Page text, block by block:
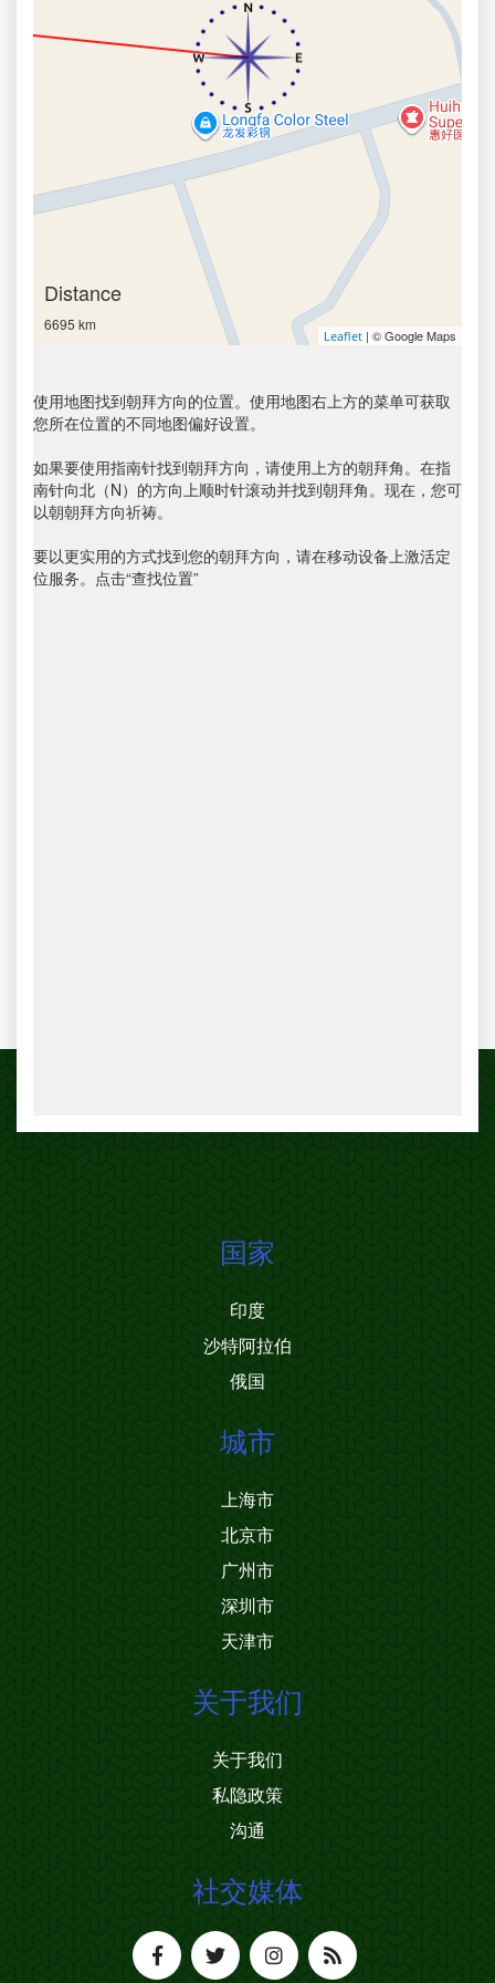
Distance
6695 km
Leaflet | © Google Maps
使用地图找到朝拜方向的位置。使用地图右上方的菜单可获取
您所在位置的不同地图偏好设置。
如果要使用指南针找到朝拜方向，请使用上方的朝拜角。在指
南针向北（N）的方向上顺时针滚动并找到朝拜角。现在，您可
以朝朝拜方向祈祷。
要以更实用的方式找到您的朝拜方向，请在移动设备上激活定
位服务。点击“查找位置”
国家
印度
沙特阿拉伯
俄国
城市
上海市
北京市
广州市
深圳市
天津市
关于我们
关于我们
私隐政策
沟通
社交媒体